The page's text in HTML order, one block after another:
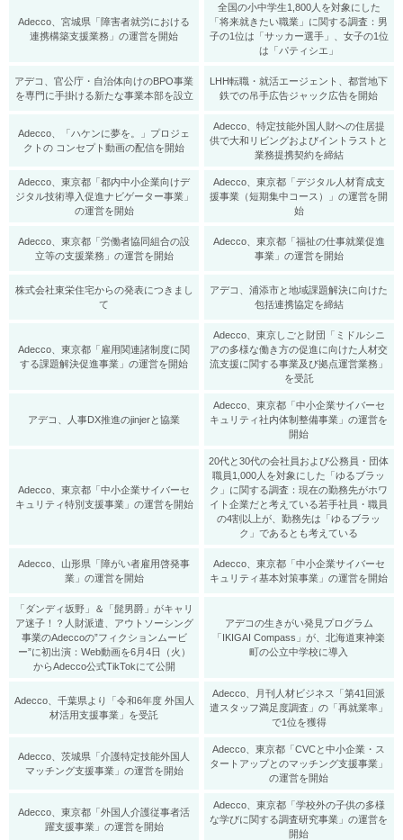
Adecco、宮城県「障害者就労における
連携構築支援業務」の運営を開始
全国の小中学生1,800人を対象にした
「将来就きたい職業」に関する調査：男
子の1位は「サッカー選手」、女子の1位
は「パティシエ」
アデコ、官公庁・自治体向けのBPO事業
を専門に手掛ける新たな事業本部を設立
LHH転職・就活エージェント、都営地下
鉄での吊手広告ジャック広告を開始
Adecco、「ハケンに夢を。」プロジェ
クトの コンセプト動画の配信を開始
Adecco、特定技能外国人財への住居提
供で大和リビングおよびイントラストと
業務提携契約を締結
Adecco、東京都「都内中小企業向けデ
ジタル技術導入促進ナビゲーター事業」
の運営を開始
Adecco、東京都「デジタル人材育成支
援事業（短期集中コース）」の運営を開
始
Adecco、東京都「労働者協同組合の設
立等の支援業務」の運営を開始
Adecco、東京都「福祉の仕事就業促進
事業」の運営を開始
株式会社東栄住宅からの発表につきまし
て
アデコ、浦添市と地域課題解決に向けた
包括連携協定を締結
Adecco、東京都「雇用関連諸制度に関
する課題解決促進事業」の運営を開始
Adecco、東京しごと財団「ミドルシニ
アの多様な働き方の促進に向けた人材交
流支援に関する事業及び拠点運営業務」
を受託
アデコ、人事DX推進のjinjerと協業
Adecco、東京都「中小企業サイバーセ
キュリティ社内体制整備事業」の運営を
開始
Adecco、東京都「中小企業サイバーセ
キュリティ特別支援事業」の運営を開始
20代と30代の会社員および公務員・団体
職員1,000人を対象にした「ゆるブラッ
ク」に関する調査：現在の勤務先がホワ
イト企業だと考えている若手社員・職員
の4割以上が、勤務先は「ゆるブラッ
ク」であるとも考えている
Adecco、山形県「障がい者雇用啓発事
業」の運営を開始
Adecco、東京都「中小企業サイバーセ
キュリティ基本対策事業」の運営を開始
「ダンディ坂野」＆「髭男爵」がキャリ
ア迷子！？人財派遣、アウトソーシング
事業のAdeccoの”フィクションムービ
ー”に初出演：Web動画を6月4日（火）
からAdecco公式TikTokにて公開
アデコの生きがい発見プログラム
「IKIGAI Compass」が、北海道東神楽
町の公立中学校に導入
Adecco、千葉県より「令和6年度 外国人
材活用支援事業」を受託
Adecco、月刊人材ビジネス「第41回派
遣スタッフ満足度調査」の「再就業率」
で1位を獲得
Adecco、茨城県「介護特定技能外国人
マッチング支援事業」の運営を開始
Adecco、東京都「CVCと中小企業・ス
タートアップとのマッチング支援事業」
の運営を開始
Adecco、東京都「外国人介護従事者活
躍支援事業」の運営を開始
Adecco、東京都「学校外の子供の多様
な学びに関する調査研究事業」の運営を
開始